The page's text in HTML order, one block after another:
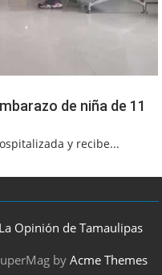
de niña de 11
y recibe...
Opinión de Tamaulipas
by Acme Themes